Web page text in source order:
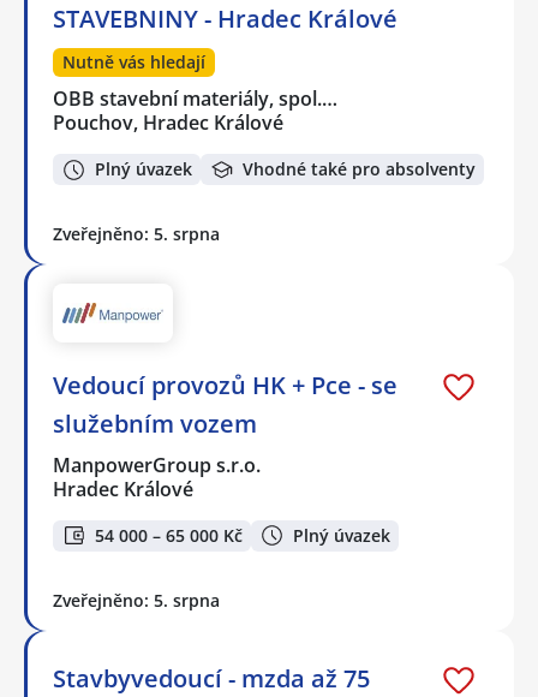
STAVEBNINY - Hradec Králové
Nutně vás hledají
OBB stavební materiály, spol.…
Pouchov, Hradec Králové
Plný úvazek Vhodné také pro absolventy
Zveřejněno: 5. srpna
Vedoucí provozů HK + Pce - se
služebním vozem
ManpowerGroup s.r.o.
Hradec Králové
54 000 – 65 000 Kč Plný úvazek
Zveřejněno: 5. srpna
Stavbyvedoucí - mzda až 75